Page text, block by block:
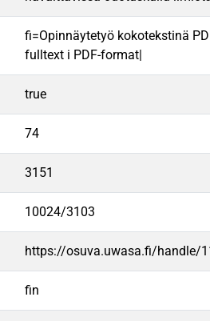
fi=Opinnäytetyö kokotekstinä
fulltext i PDF-format|
true
74
3151
10024/3103
https://osuva.uwasa.fi/handle/
fin